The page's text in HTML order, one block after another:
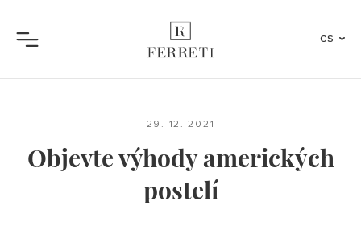
Menu
CS
29. 12. 2021
Objevte výhody amerických
postelí